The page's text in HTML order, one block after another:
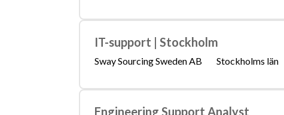
IT-support | Stockholm
Sway Sourcing Sweden AB Stockholms län
Engineering Support Analyst